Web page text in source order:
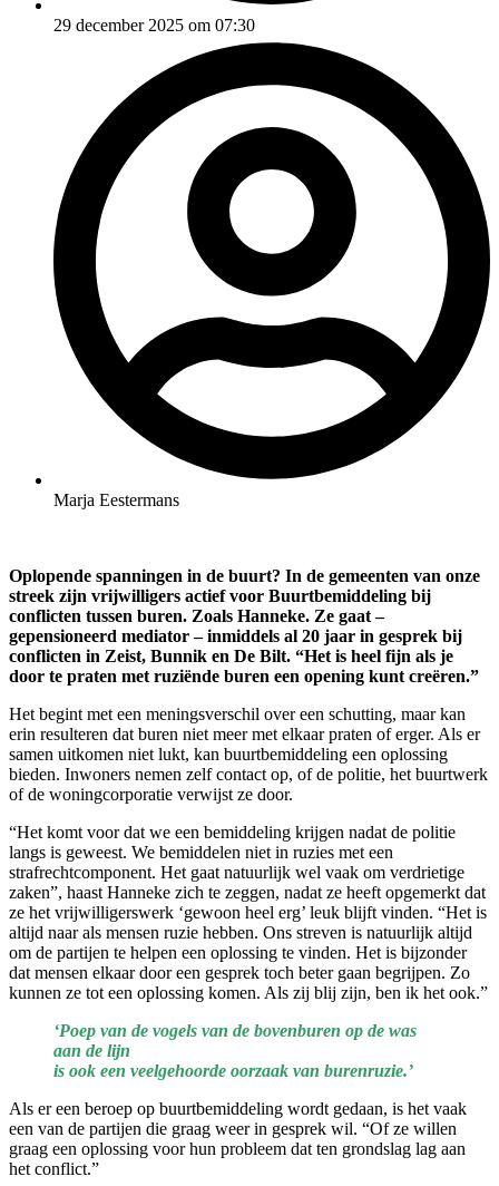
29 december 2025 om 07:30
Marja Eestermans
Oplopende spanningen in de buurt? In de gemeenten van onze
streek zijn vrijwilligers actief voor Buurtbemiddeling bij
conflicten tussen buren. Zoals Hanneke. Ze gaat –
gepensioneerd mediator – inmiddels al 20 jaar in gesprek bij
conflicten in Zeist, Bunnik en De Bilt. “Het is heel fijn als je
door te praten met ruziënde buren een opening kunt creëren.”
Het begint met een meningsverschil over een schutting, maar kan
erin resulteren dat buren niet meer met elkaar praten of erger. Als er
samen uitkomen niet lukt, kan buurtbemiddeling een oplossing
bieden. Inwoners nemen zelf contact op, of de politie, het buurtwerk
of de woningcorporatie verwijst ze door.
“Het komt voor dat we een bemiddeling krijgen nadat de politie
langs is geweest. We bemiddelen niet in ruzies met een
strafrechtcomponent. Het gaat natuurlijk wel vaak om verdrietige
zaken”, haast Hanneke zich te zeggen, nadat ze heeft opgemerkt dat
ze het vrijwilligerswerk ‘gewoon heel erg’ leuk blijft vinden. “Het is
altijd naar als mensen ruzie hebben. Ons streven is natuurlijk altijd
om de partijen te helpen een oplossing te vinden. Het is bijzonder
dat mensen elkaar door een gesprek toch beter gaan begrijpen. Zo
kunnen ze tot een oplossing komen. Als zij blij zijn, ben ik het ook.”
‘Poep van de vogels van de bovenburen op de was
aan de lijn
is ook een veelgehoorde oorzaak van burenruzie.’
Als er een beroep op buurtbemiddeling wordt gedaan, is het vaak
een van de partijen die graag weer in gesprek wil. “Of ze willen
graag een oplossing voor hun probleem dat ten grondslag lag aan
het conflict.”